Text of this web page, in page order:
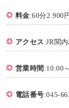
料金:60分2.900
アクセス :JR関
営業時間:10:00
電話番号:045-